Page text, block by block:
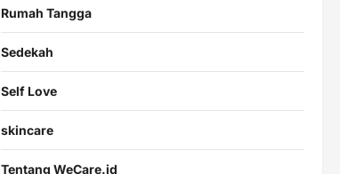
Rumah Tangga
Sedekah
Self Love
skincare
Tentang WeCare.id